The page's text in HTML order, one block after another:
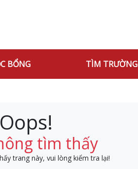
BỔNG TÌM TRƯỜNG
Oops!
tìm thấy
trang này, vui lòng kiểm tra lại!